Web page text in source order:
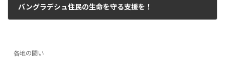
バングラデシュ住民の生命を守る支援を！
各地の闘い